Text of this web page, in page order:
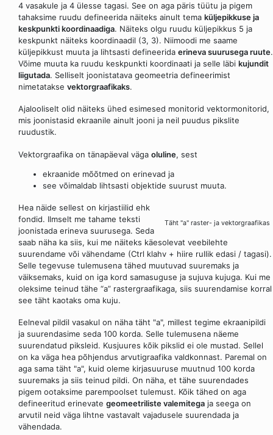
4 vasakule ja 4 ülesse tagasi. See on aga päris tüütu ja pigem
tahaksime ruudu defineerida näiteks ainult tema küljepikkuse ja
keskpunkti koordinaadiga. Näiteks olgu ruudu küljepikkus 5 ja
keskpunkt näiteks koordinaadil (3, 3). Niimoodi me saame
küljepikkust muuta ja lihtsasti defineerida erineva suurusega ruute.
Võime muuta ka ruudu keskpunkti koordinaati ja selle läbi kujundit
liigutada. Selliselt joonistatava geomeetria defineerimist
nimetatakse vektorgraafikaks.
Ajalooliselt olid näiteks ühed esimesed monitorid vektormonitorid,
mis joonistasid ekraanile ainult jooni ja neil puudus pikslite
ruudustik.
Vektorgraafika on tänapäeval väga oluline, sest
ekraanide mõõtmed on erinevad ja
see võimaldab lihtsasti objektide suurust muuta.
Täht "a" raster- ja vektorgraafikas
Hea näide sellest on kirjastiilid ehk
fondid. Ilmselt me tahame teksti
joonistada erineva suurusega. Seda
saab näha ka siis, kui me näiteks käesolevat veebilehte
suurendame või vähendame (Ctrl klahv + hiire rullik edasi / tagasi).
Selle tegevuse tulemusena tähed muutuvad suuremaks ja
väiksemaks, kuid on iga kord samasuguse ja sujuva kujuga. Kui me
oleksime teinud tähe “a” rastergraafikaga, siis suurendamise korral
see täht kaotaks oma kuju.
Eelneval pildil vasakul on näha täht "a", millest tegime ekraanipildi
ja suurendasime seda 100 korda. Selle tulemusena näeme
suurendatud piksleid. Kusjuures kõik pikslid ei ole mustad. Sellel
on ka väga hea põhjendus arvutigraafika valdkonnast. Paremal on
aga sama täht "a", kuid oleme kirjasuuruse muutnud 100 korda
suuremaks ja siis teinud pildi. On näha, et tähe suurendades
pigem ootaksime parempoolset tulemust. Kõik tähed on aga
defineeritud erinevate geomeetriliste valemitega ja seega on
arvutil neid väga lihtne vastavalt vajadusele suurendada ja
vähendada.